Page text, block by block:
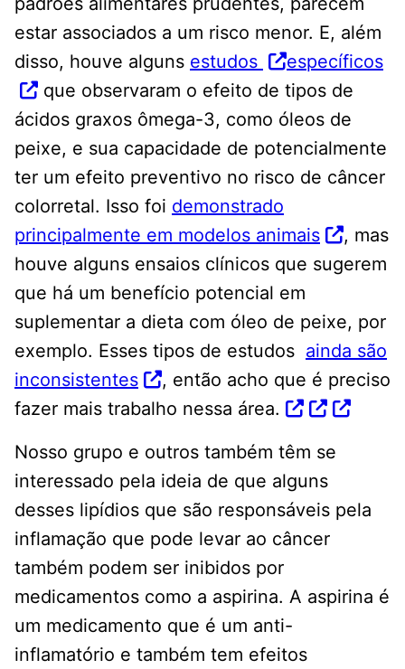
estar associados a um risco menor. E, além
disso, houve alguns estudos
específicos
que observaram o efeito de tipos de
ácidos graxos ômega-3, como óleos de
peixe, e sua capacidade de potencialmente
ter um efeito preventivo no risco de câncer
colorretal. Isso foi demonstrado
principalmente em modelos animais
, mas
houve alguns ensaios clínicos que sugerem
que há um benefício potencial em
suplementar a dieta com óleo de peixe, por
exemplo. Esses tipos de estudos ainda são
inconsistentes
, então acho que é preciso
fazer mais trabalho nessa área.
Nosso grupo e outros também têm se
interessado pela ideia de que alguns
desses lipídios que são responsáveis ​​pela
inflamação que pode levar ao câncer
também podem ser inibidos por
medicamentos como a aspirina. A aspirina é
um medicamento que é um anti-
inflamatório e também tem efeitos